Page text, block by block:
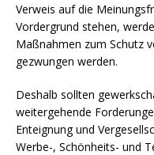
Verweis auf die
Vordergrund stehen,
Maßnahmen zum Schutz
gezwungen werden.
Deshalb sollten
weitergehende
Enteignung und
Werbe-, Schönheits- und